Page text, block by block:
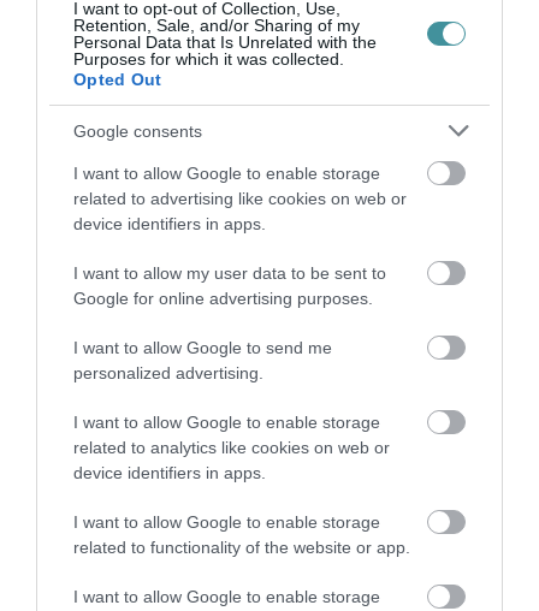
I want to opt-out of Collection, Use,
Retention, Sale, and/or Sharing of my
Personal Data that Is Unrelated with the
Purposes for which it was collected.
Opted Out
Google consents
I want to allow Google to enable storage
related to advertising like cookies on web or
device identifiers in apps.
I want to allow my user data to be sent to
Google for online advertising purposes.
I want to allow Google to send me
personalized advertising.
I want to allow Google to enable storage
related to analytics like cookies on web or
device identifiers in apps.
I want to allow Google to enable storage
related to functionality of the website or app.
I want to allow Google to enable storage
A GYAKORNOKI MUNKA: LEHETŐSÉGEK ÉS
35 PERCES TANÓRÁK ÉS KEVESEBB HÁZI
FELADAT JÖHET AZ ALSÓ ...
2026. augusztus 08
BAKA ANDRÁST JELÖLI KÖZTÁRSASÁGI
ELNÖKNEK A TISZA
2026. augusztus 08
TELJES SZAKÍTÁS JÖN A...
2026. augusztus 08|Mindenki ügye